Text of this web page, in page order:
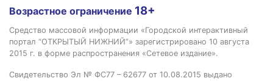
Возрастное ограничение 18+
Средство массовой информации «Городской интерактивный
портал “ОТКРЫТЫЙ НИЖНИЙ”» зарегистрировано 10 августа
2015 г. в форме распространения «Сетевое издание».
Свидетельство Эл № ФС77 – 62677 от 10.08.2015 выдано